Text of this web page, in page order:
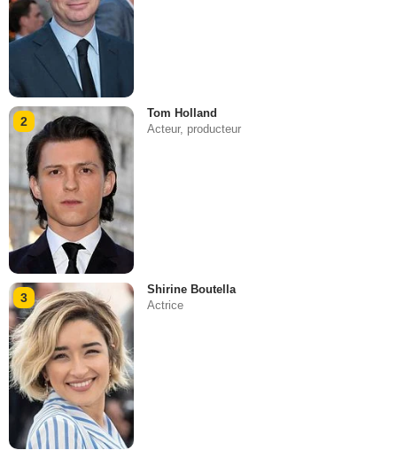
2
Tom Holland
Acteur, producteur
3
Shirine Boutella
Actrice